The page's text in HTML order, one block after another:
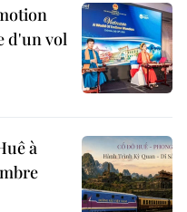
d'un vol
à